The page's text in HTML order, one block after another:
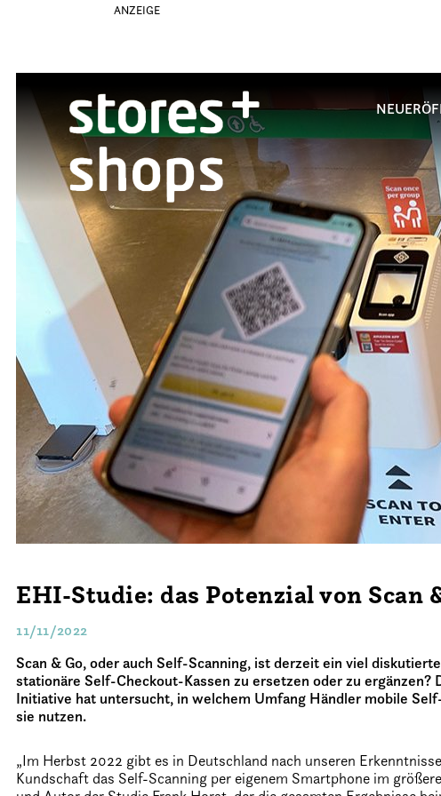
ANZEIGE
EHI-Studie: das Potenzial von Scan
11/11/2022
Scan & Go, oder auch Self-Scanning, ist derzeit ein viel
stationäre Self-Checkout-Kassen zu ersetzen oder zu
Initiative hat untersucht, in welchem Umfang Händler mobile
sie nutzen.
„Im Herbst 2022 gibt es in Deutschland nach unseren
Kundschaft das Self-Scanning per eigenem Smartphone im